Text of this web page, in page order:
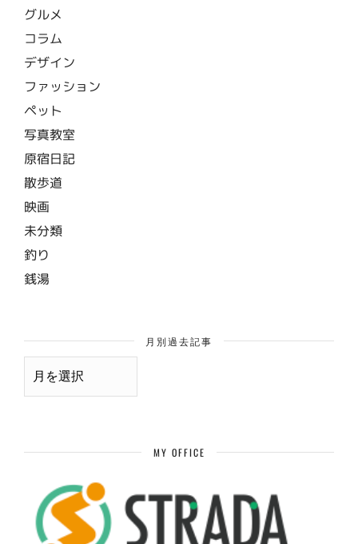
グルメ
コラム
デザイン
ファッション
ペット
写真教室
原宿日記
散歩道
映画
未分類
釣り
銭湯
月別過去記事
月
MY OFFICE